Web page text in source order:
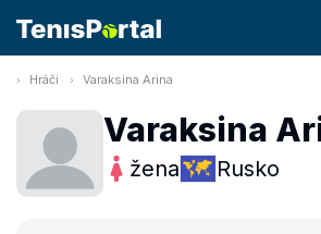
Hráči Varaksina Arina
Varaksina
žena Rusko